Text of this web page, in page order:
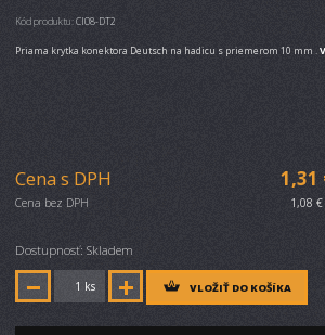
Kód produktu:CI08-DT2
Priama krytka konektora Deutsch na hadicu s priemerom 10 mm .
Cena s DPH 1,31
Cena bez DPH 1,08 €
Dostupnosť: Skladem
ks VLOŽIŤ DO KOŠÍKA